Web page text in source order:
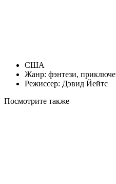
США
Жанр: фэнтези,
Режиссер: Дэвид Йейтс
Посмотрите также